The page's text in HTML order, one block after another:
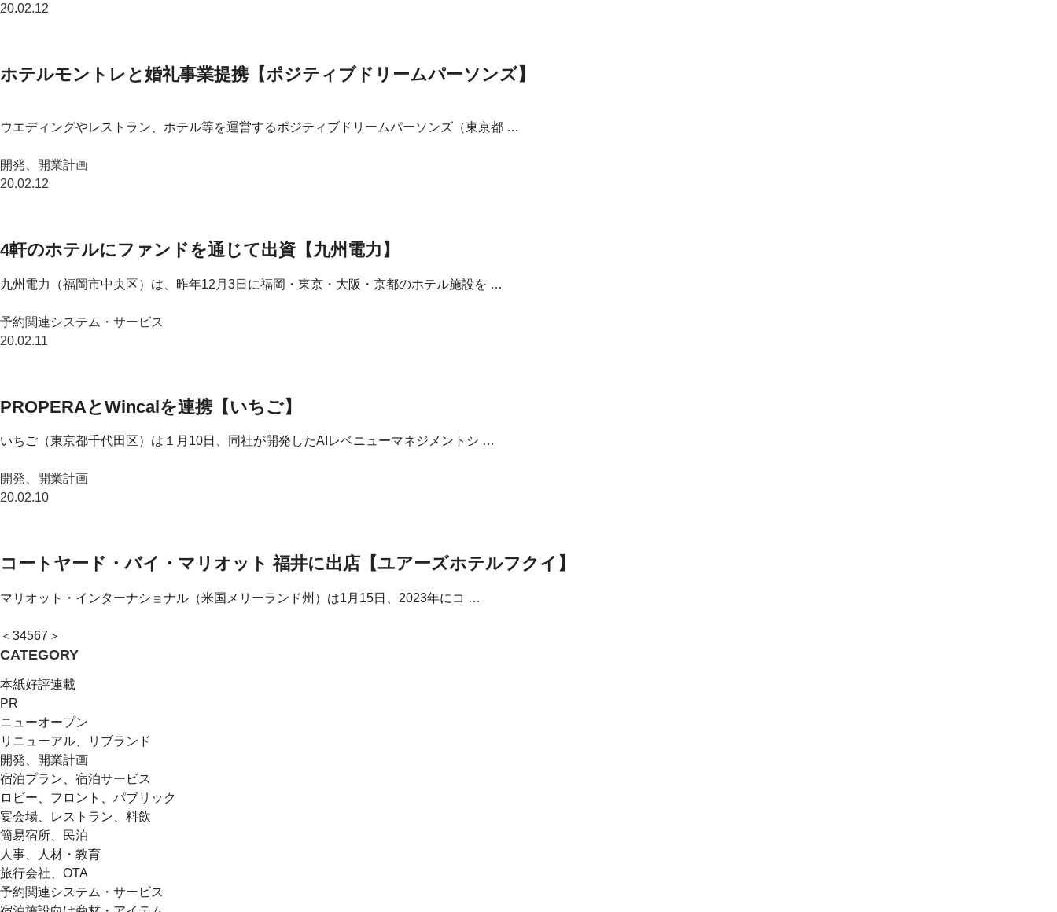
20.02.12
ホテルモントレと婚礼事業提携【ポジティブドリームパーソンズ】
ウエディングやレストラン、ホテル等を運営するポジティブドリームパーソンズ（東京都 …
開発、開業計画
20.02.12
4軒のホテルにファンドを通じて出資【九州電力】
九州電力（福岡市中央区）は、昨年12月3日に福岡・東京・大阪・京都のホテル施設を …
予約関連システム・サービス
20.02.11
PROPERAとWincalを連携【いちご】
いちご（東京都千代田区）は１月10日、同社が開発したAIレベニューマネジメントシ …
開発、開業計画
20.02.10
コートヤード・バイ・マリオット 福井に出店【ユアーズホテルフクイ】
マリオット・インターナショナル（米国メリーランド州）は1月15日、2023年にコ …
＜ 34567 ＞
CATEGORY
本紙好評連載
PR
ニューオープン
リニューアル、リブランド
開発、開業計画
宿泊プラン、宿泊サービス
ロビー、フロント、パブリック
宴会場、レストラン、料飲
簡易宿所、民泊
人事、人材・教育
旅行会社、OTA
予約関連システム・サービス